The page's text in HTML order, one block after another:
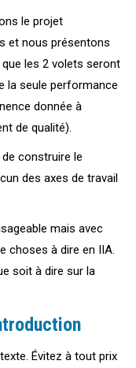
le projet
et nous présentons
que les 2 volets seront
la seule performance
donnée à
de qualité).
construire le
des axes de travail
mais avec
choses à dire en IIA.
soit à dire sur la
Évitez à tout prix